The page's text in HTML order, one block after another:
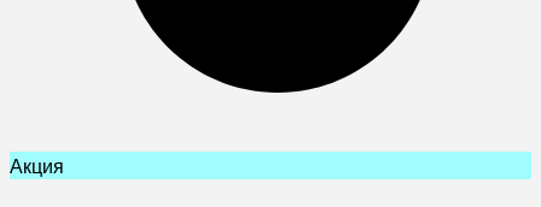
Акция